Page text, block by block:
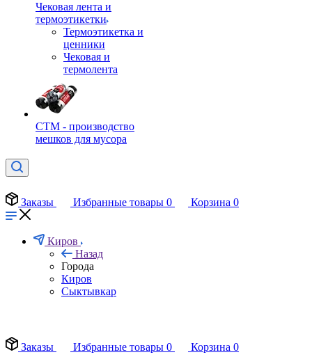
Чековая лента и
термоэтикетки
Термоэтикетка и
ценники
Чековая и
термолента
СТМ - производство
мешков для мусора
Заказы Избранные товары 0 Корзина 0
Киров
Назад
Города
Киров
Сыктывкар
Заказы
Избранные товары 0 Корзина 0